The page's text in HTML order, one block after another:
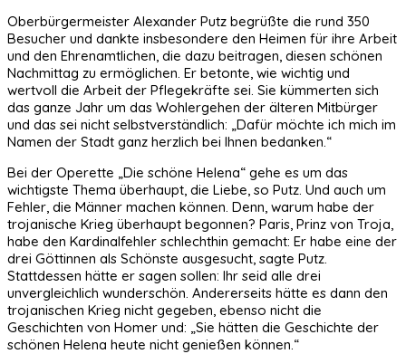
Oberbürgermeister Alexander Putz begrüßte die rund 350
Besucher und dankte insbesondere den Heimen für ihre Arbeit
und den Ehrenamtlichen, die dazu beitragen, diesen schönen
Nachmittag zu ermöglichen. Er betonte, wie wichtig und
wertvoll die Arbeit der Pflegekräfte sei. Sie kümmerten sich
das ganze Jahr um das Wohlergehen der älteren Mitbürger
und das sei nicht selbstverständlich: „Dafür möchte ich mich im
Namen der Stadt ganz herzlich bei Ihnen bedanken.“
Bei der Operette „Die schöne Helena“ gehe es um das
wichtigste Thema überhaupt, die Liebe, so Putz. Und auch um
Fehler, die Männer machen können. Denn, warum habe der
trojanische Krieg überhaupt begonnen? Paris, Prinz von Troja,
habe den Kardinalfehler schlechthin gemacht: Er habe eine der
drei Göttinnen als Schönste ausgesucht, sagte Putz.
Stattdessen hätte er sagen sollen: Ihr seid alle drei
unvergleichlich wunderschön. Andererseits hätte es dann den
trojanischen Krieg nicht gegeben, ebenso nicht die
Geschichten von Homer und: „Sie hätten die Geschichte der
schönen Helena heute nicht genießen können.“